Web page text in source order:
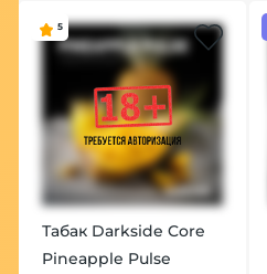
5
Табак Darkside Core
Pineapple Pulse